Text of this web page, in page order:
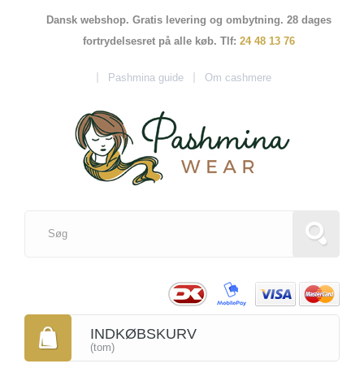
Dansk webshop. Gratis levering og ombytning. 28 dages
fortrydelsesret på alle køb. Tlf: 24 48 13 76
Pashmina guide Om cashmere
INDKØBSKURV
(tom)